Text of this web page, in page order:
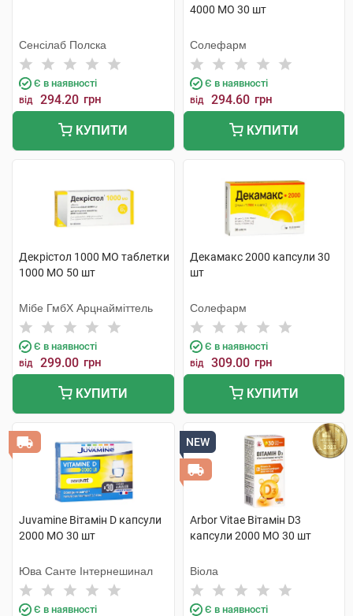
Сенсілаб Полска
Є в наявності
від 294.20 грн
КУПИТИ
4000 МО 30 шт
Солефарм
Є в наявності
від 294.60 грн
КУПИТИ
Декрістол 1000 МО таблетки
1000 МО 50 шт
Мібе ГмбХ Арцнайміттель
Є в наявності
від 299.00 грн
КУПИТИ
Декамакс 2000 капсули 30
шт
Солефарм
Є в наявності
від 309.00 грн
КУПИТИ
Juvamine Вітамін D капсули
2000 МО 30 шт
Юва Санте Інтернешинал
Є в наявності
NEW
Arbor Vitae Вітамін D3
капсули 2000 МО 30 шт
Віола
Є в наявності